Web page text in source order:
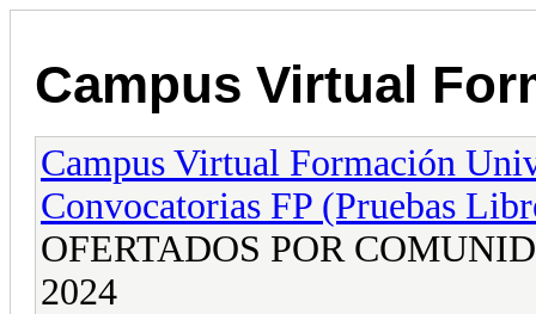
Campus Virtual
Campus Virtual Formación
Convocatorias FP (Pruebas
OFERTADOS POR
2024